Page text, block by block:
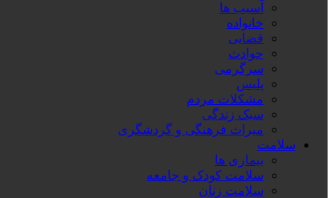
آسیب ها
خانواده
قضایی
حوادث
سرگرمی
پلیس
مشکلات مردم
سبک زندگی
میراث فرهنگی و گردشگری
سلامت
بیماری ها
سلامت کودک و جامعه
سلامت زنان